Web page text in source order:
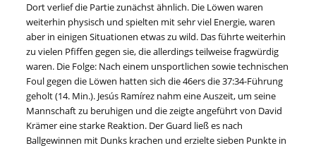
Dort verlief die Partie zunächst ähnlich. Die Löwen waren
weiterhin physisch und spielten mit sehr viel Energie, waren
aber in einigen Situationen etwas zu wild. Das führte weiterhin
zu vielen Pfiffen gegen sie, die allerdings teilweise fragwürdig
waren. Die Folge: Nach einem unsportlichen sowie technischen
Foul gegen die Löwen hatten sich die 46ers die 37:34-Führung
geholt (14. Min.). Jesús Ramírez nahm eine Auszeit, um seine
Mannschaft zu beruhigen und die zeigte angeführt von David
Krämer eine starke Reaktion. Der Guard ließ es nach
Ballgewinnen mit Dunks krachen und erzielte sieben Punkte in